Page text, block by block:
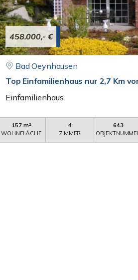
458.000,- €
Bad Oeynhausen
Top Einfamilienhaus nur 2,7 Km
Einfamilienhaus
157 m²
WOHNFLÄCHE
4
ZIMMER
643